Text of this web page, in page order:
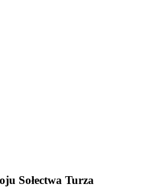
Sołectwa Turza